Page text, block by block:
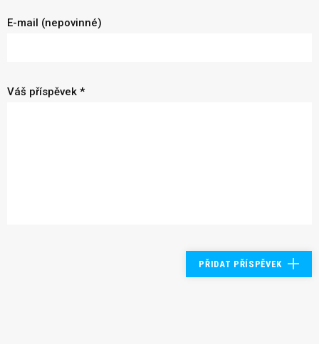
E-mail (nepovinné)
Váš příspěvek *
PŘIDAT PŘÍSPĚVEK